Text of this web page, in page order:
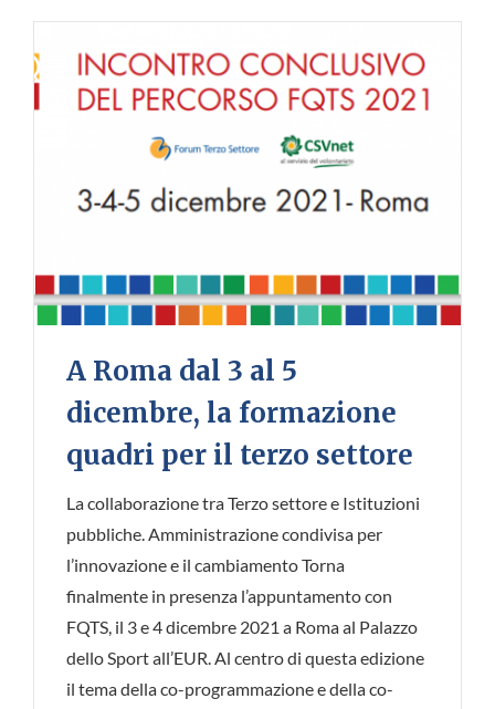
A Roma dal 3 al 5
dicembre, la formazione
quadri per il terzo settore
La collaborazione tra Terzo settore e Istituzioni
pubbliche. Amministrazione condivisa per
l’innovazione e il cambiamento Torna
finalmente in presenza l’appuntamento con
FQTS, il 3 e 4 dicembre 2021 a Roma al Palazzo
dello Sport all’EUR. Al centro di questa edizione
il tema della co-programmazione e della co-